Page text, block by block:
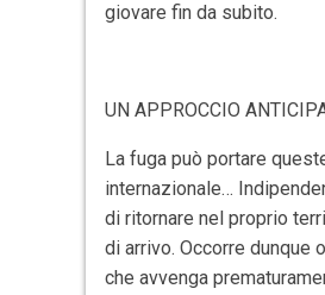
giovare fin da subito.
UN APPROCCIO
La fuga può portare
internazionale…
di ritornare nel proprio
di arrivo. Occorre dunque
che avvenga